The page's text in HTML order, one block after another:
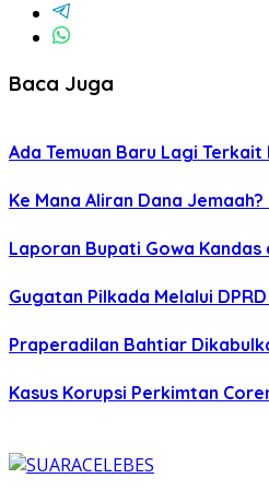
Baca Juga
Ada Temuan Baru Lagi
Ke Mana Aliran Dana
Laporan Bupati Gowa Kandas
Gugatan Pilkada Melalui
Praperadilan Bahtiar
Kasus Korupsi Perkimtan